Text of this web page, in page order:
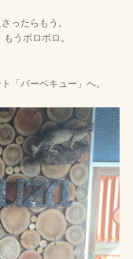
ったらもう。
うボロボロ。
「バーベキュー」へ。